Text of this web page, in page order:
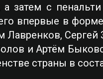
затем с
впервые в
Лавренков,
и Артём
страны в